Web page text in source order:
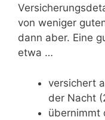
von weniger
dann aber. Eine
etwa …
versichert
der Nacht
übernimmt